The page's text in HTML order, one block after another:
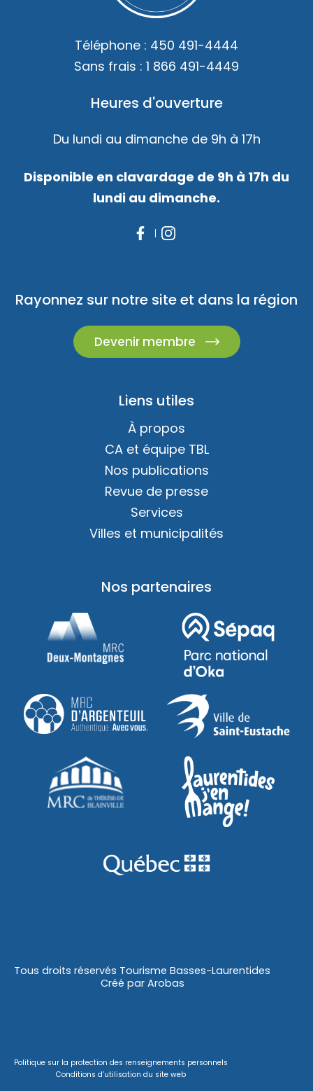
Téléphone : 450 491-4444
Sans frais : 1 866 491-4449
Heures d'ouverture
Du lundi au dimanche de 9h à 17h
Disponible en clavardage de 9h à 17h du
lundi au dimanche.
Rayonnez sur notre site et dans la région
Devenir membre
Liens utiles
À propos
CA et équipe TBL
Nos publications
Revue de presse
Services
Villes et municipalités
Nos partenaires
Tous droits réservés Tourisme Basses-Laurentides
Créé par Arobas
Politique sur la protection des renseignements personnels
Conditions d’utilisation du site web